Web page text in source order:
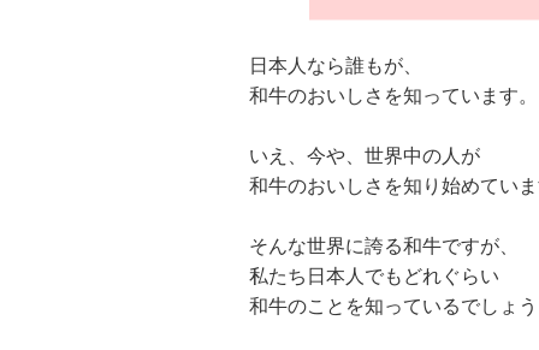
日本人なら誰もが、
和牛のおいしさを知っています。
いえ、今や、世界中の人が
和牛のおいしさを知り始めてい
そんな世界に誇る和牛ですが、
私たち日本人でもどれぐらい
和牛のことを知っているでしょ